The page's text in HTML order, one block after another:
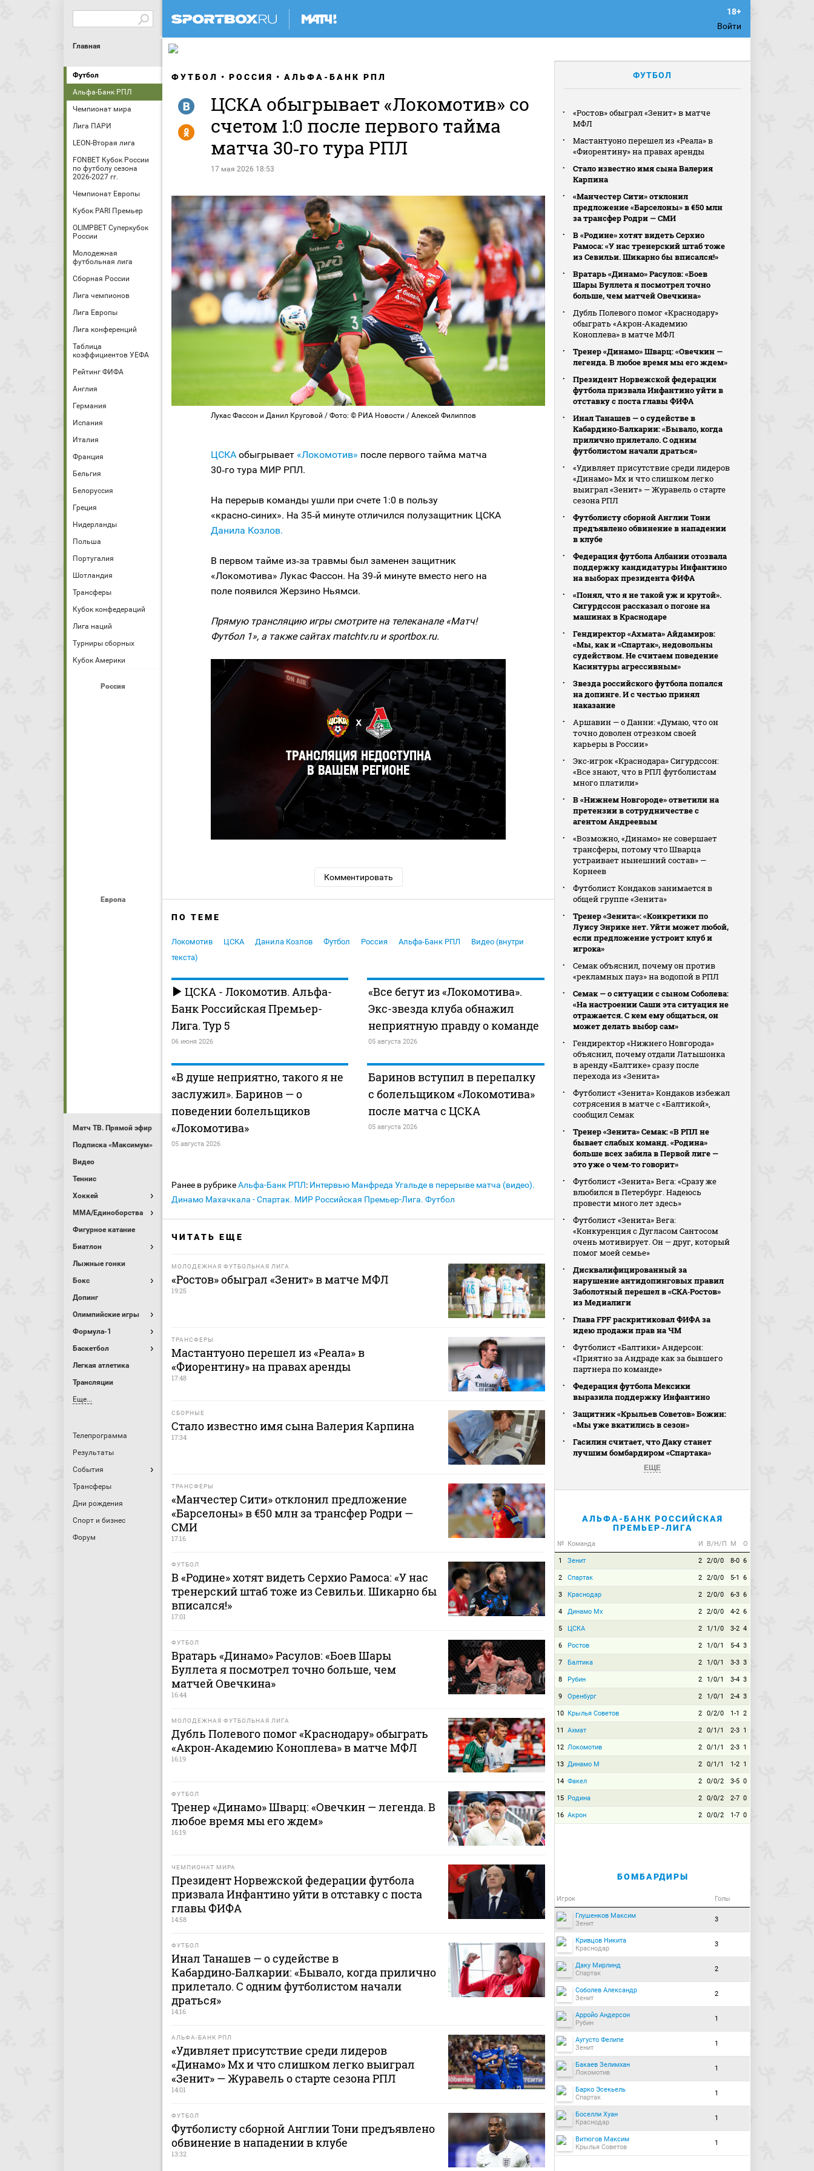
Войти
Главная
Футбол
Альфа-Банк РПЛ
Чемпионат мира
Лига ПАРИ
LEON-Вторая лига
FONBET Кубок России
по футболу сезона
2026-2027 гг.
Чемпионат Европы
Кубок PARI Премьер
OLIMPBET Суперкубок
России
Молодежная
футбольная лига
Сборная России
Лига чемпионов
Лига Европы
Лига конференций
Таблица
коэффициентов УЕФА
Рейтинг ФИФА
Англия
Германия
Испания
Италия
Франция
Бельгия
Белоруссия
Греция
Нидерланды
Польша
Португалия
Шотландия
Трансферы
Кубок конфедераций
Лига наций
Турниры сборных
Кубок Америки
Россия
Европа
Матч ТВ. Прямой эфир
Подписка «Максимум»
Видео
Теннис
Хоккей
MMA/Единоборства
Фигурное катание
Биатлон
Лыжные гонки
Бокс
Допинг
Олимпийские игры
Формула-1
Баскетбол
Легкая атлетика
Трансляции
Еще...
Телепрограмма
Результаты
События
Трансферы
Дни рождения
Спорт и бизнес
Форум
ФУТБОЛ РОССИЯ АЛЬФА-БАНК РПЛ
ЦСКА обыгрывает «Локомотив» со
счетом 1:0 после первого тайма
матча 30‑го тура РПЛ
17 мая 2026 18:53
R
Y
Лукас Фассон и Данил Круговой / Фото: © РИА Новости / Алексей Филиппов
ЦСКА обыгрывает «Локомотив» после первого тайма матча
30‑го тура МИР РПЛ.
На перерыв команды ушли при счете 1:0 в пользу
«красно‑синих». На 35‑й минуте отличился полузащитник ЦСКА
Данила Козлов.
В первом тайме из‑за травмы был заменен защитник
«Локомотива» Лукас Фассон. На 39‑й минуте вместо него на
поле появился Жерзино Ньямси.
Прямую трансляцию игры смотрите на телеканале «Матч!
Футбол 1», а также сайтах matchtv.ru и sportbox.ru.
Комментировать
ПО ТЕМЕ
Локомотив ЦСКА Данила Козлов Футбол Россия Альфа-Банк РПЛ
Видео (внутри
текста)
ЦСКА - Локомотив. Альфа-
Банк Российская Премьер-
Лига. Тур 5
06 июня 2026
«Все бегут из «Локомотива».
Экс-звезда клуба обнажил
неприятную правду о команде
05 августа 2026
«В душе неприятно, такого я не
заслужил». Баринов — о
поведении болельщиков
«Локомотива»
05 августа 2026
Баринов вступил в перепалку
с болельщиком «Локомотива»
после матча с ЦСКА
05 августа 2026
Ранее в рубрикеАльфа-Банк РПЛ: Интервью Манфреда Угальде в перерыве матча (видео).
Динамо Махачкала - Спартак. МИР Российская Премьер-Лига. Футбол
ЧИТАТЬ ЕЩЕ
МОЛОДЕЖНАЯ ФУТБОЛЬНАЯ ЛИГА
«Ростов» обыграл «Зенит» в матче МФЛ
19:25
ТРАНСФЕРЫ
Мастантуоно перешел из «Реала» в
«Фиорентину» на правах аренды
17:48
СБОРНЫЕ
Стало известно имя сына Валерия Карпина
17:34
ТРАНСФЕРЫ
«Манчестер Сити» отклонил предложение
«Барселоны» в €50 млн за трансфер Родри —
СМИ
17:16
ФУТБОЛ
В «Родине» хотят видеть Серхио Рамоса: «У нас
тренерский штаб тоже из Севильи. Шикарно бы
вписался!»
17:01
ФУТБОЛ
Вратарь «Динамо» Расулов: «Боев Шары
Буллета я посмотрел точно больше, чем
матчей Овечкина»
16:44
МОЛОДЕЖНАЯ ФУТБОЛЬНАЯ ЛИГА
Дубль Полевого помог «Краснодару» обыграть
«Акрон‑Академию Коноплева» в матче МФЛ
16:19
ФУТБОЛ
Тренер «Динамо» Шварц: «Овечкин — легенда. В
любое время мы его ждем»
16:19
ЧЕМПИОНАТ МИРА
Президент Норвежской федерации футбола
призвала Инфантино уйти в отставку с поста
главы ФИФА
14:58
ФУТБОЛ
Инал Танашев — о судействе в
Кабардино‑Балкарии: «Бывало, когда прилично
прилетало. С одним футболистом начали
драться»
14:16
АЛЬФА-БАНК РПЛ
«Удивляет присутствие среди лидеров
«Динамо» Мх и что слишком легко выиграл
«Зенит» — Журавель о старте сезона РПЛ
14:01
ФУТБОЛ
Футболисту сборной Англии Тони предъявлено
обвинение в нападении в клубе
13:32
ФУТБОЛ
«Ростов» обыграл «Зенит» в матче
МФЛ
Мастантуоно перешел из «Реала» в
«Фиорентину» на правах аренды
Стало известно имя сына Валерия
Карпина
«Манчестер Сити» отклонил
предложение «Барселоны» в €50 млн
за трансфер Родри — СМИ
В «Родине» хотят видеть Серхио
Рамоса: «У нас тренерский штаб тоже
из Севильи. Шикарно бы вписался!»
Вратарь «Динамо» Расулов: «Боев
Шары Буллета я посмотрел точно
больше, чем матчей Овечкина»
Дубль Полевого помог «Краснодару»
обыграть «Акрон‑Академию
Коноплева» в матче МФЛ
Тренер «Динамо» Шварц: «Овечкин —
легенда. В любое время мы его ждем»
Президент Норвежской федерации
футбола призвала Инфантино уйти в
отставку с поста главы ФИФА
Инал Танашев — о судействе в
Кабардино‑Балкарии: «Бывало, когда
прилично прилетало. С одним
футболистом начали драться»
«Удивляет присутствие среди лидеров
«Динамо» Мх и что слишком легко
выиграл «Зенит» — Журавель о старте
сезона РПЛ
Футболисту сборной Англии Тони
предъявлено обвинение в нападении
в клубе
Федерация футбола Албании отозвала
поддержку кандидатуры Инфантино
на выборах президента ФИФА
«Понял, что я не такой уж и крутой».
Сигурдссон рассказал о погоне на
машинах в Краснодаре
Гендиректор «Ахмата» Айдамиров:
«Мы, как и «Спартак», недовольны
судейством. Не считаем поведение
Касинтуры агрессивным»
Звезда российского футбола попался
на допинге. И с честью принял
наказание
Аршавин — о Данни: «Думаю, что он
точно доволен отрезком своей
карьеры в России»
Экс‑игрок «Краснодара» Сигурдссон:
«Все знают, что в РПЛ футболистам
много платили»
В «Нижнем Новгороде» ответили на
претензии в сотрудничестве с
агентом Андреевым
«Возможно, «Динамо» не совершает
трансферы, потому что Шварца
устраивает нынешний состав» —
Корнеев
Футболист Кондаков занимается в
общей группе «Зенита»
Тренер «Зенита»: «Конкретики по
Луису Энрике нет. Уйти может любой,
если предложение устроит клуб и
игрока»
Семак объяснил, почему он против
«рекламных пауз» на водопой в РПЛ
Семак — о ситуации с сыном Соболева:
«На настроении Саши эта ситуация не
отражается. С кем ему общаться, он
может делать выбор сам»
Гендиректор «Нижнего Новгорода»
объяснил, почему отдали Латышонка
в аренду «Балтике» сразу после
перехода из «Зенита»
Футболист «Зенита» Кондаков избежал
сотрясения в матче с «Балтикой»,
сообщил Семак
Тренер «Зенита» Семак: «В РПЛ не
бывает слабых команд. «Родина»
больше всех забила в Первой лиге —
это уже о чем‑то говорит»
Футболист «Зенита» Вега: «Сразу же
влюбился в Петербург. Надеюсь
провести много лет здесь»
Футболист «Зенита» Вега:
«Конкуренция с Дугласом Сантосом
очень мотивирует. Он — друг, который
помог моей семье»
Дисквалифицированный за
нарушение антидопинговых правил
Заболотный перешел в «СКА‑Ростов»
из Медиалиги
Глава FPF раскритиковал ФИФА за
идею продажи прав на ЧМ
Футболист «Балтики» Андерсон:
«Приятно за Андраде как за бывшего
партнера по команде»
Федерация футбола Мексики
выразила поддержку Инфантино
Защитник «Крыльев Советов» Божин:
«Мы уже вкатились в сезон»
Гасилин считает, что Даку станет
лучшим бомбардиром «Спартака»
ЕЩЕ
АЛЬФА-БАНК РОССИЙСКАЯ
ПРЕМЬЕР-ЛИГА
№ Команда И В/Н/П М О
1 Зенит 2 2/0/0 8-0 6
2 Спартак 2 2/0/0 5-1 6
3 Краснодар 2 2/0/0 6-3 6
4 Динамо Мх 2 2/0/0 4-2 6
5 ЦСКА 2 1/1/0 3-2 4
6 Ростов 2 1/0/1 5-4 3
7 Балтика 2 1/0/1 3-3 3
8 Рубин 2 1/0/1 3-4 3
9 Оренбург 2 1/0/1 2-4 3
10 Крылья Советов 2 0/2/0 1-1 2
11 Ахмат 2 0/1/1 2-3 1
12 Локомотив 2 0/1/1 2-3 1
13 Динамо М 2 0/1/1 1-2 1
14 Факел 2 0/0/2 3-5 0
15 Родина 2 0/0/2 2-7 0
16 Акрон 2 0/0/2 1-7 0
БОМБАРДИРЫ
Игрок Голы
Глушенков Максим
Зенит
3
Кривцов Никита
Краснодар
3
Даку Мирлинд
Спартак
2
Соболев Александр
Зенит
2
Арройо Андерсон
Рубин
1
Аугусто Фелипе
Зенит
1
Бакаев Зелимхан
Локомотив
1
Барко Эсекьель
Спартак
1
Боселли Хуан
Краснодар
1
Витюгов Максим
Крылья Советов
1